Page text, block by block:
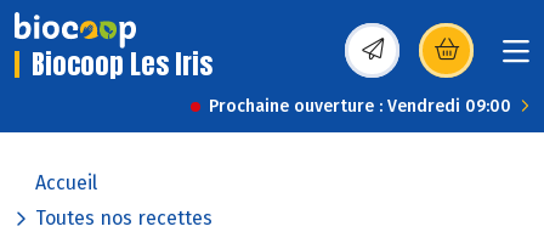
Biocoop Les Iris (s’ouvre dans une
Prochaine ouverture : Vendredi 09:00
Accueil
Toutes nos recettes